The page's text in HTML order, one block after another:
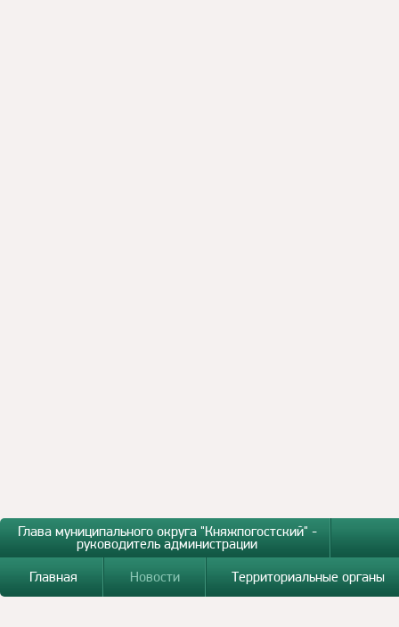
Глава муниципального округа "Княжпогостский" -
руководитель администрации
Главная
Новости Территориальные органы